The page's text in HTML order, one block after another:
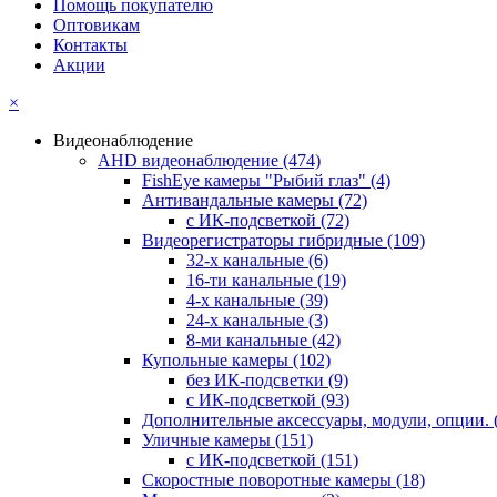
Помощь покупателю
Оптовикам
Контакты
Акции
×
Видеонаблюдение
AHD видеонаблюдение (474)
FishEye камеры "Рыбий глаз" (4)
Антивандальные камеры (72)
с ИК-подсветкой (72)
Видеорегистраторы гибридные (109)
32-х канальные (6)
16-ти канальные (19)
4-х канальные (39)
24-х канальные (3)
8-ми канальные (42)
Купольные камеры (102)
без ИК-подсветки (9)
с ИК-подсветкой (93)
Дополнительные аксессуары, модули, опции.
Уличные камеры (151)
с ИК-подсветкой (151)
Скоростные поворотные камеры (18)